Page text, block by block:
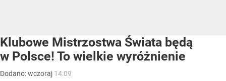
Klubowe Mistrzostwa Świata będą
w Polsce! To wielkie wyróżnienie
Dodano:wczoraj 14:09